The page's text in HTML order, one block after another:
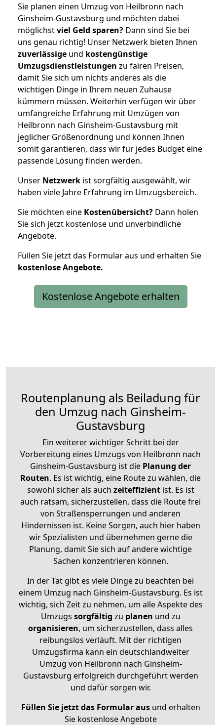
Sie planen einen Umzug von Heilbronn nach
Ginsheim-Gustavsburg und möchten dabei
möglichstviel Geld sparen? Dann sind Sie bei
uns genau richtig! Unser Netzwerk bieten Ihnen
zuverlässige und kostengünstige
Umzugsdienstleistungen zu fairen Preisen,
damit Sie sich um nichts anderes als die
wichtigen Dinge in Ihrem neuen Zuhause
kümmern müssen. Weiterhin verfügen wir über
umfangreiche Erfahrung mit Umzügen von
Heilbronn nach Ginsheim-Gustavsburg mit
jeglicher Größenordnung und können Ihnen
somit garantieren, dass wir für jedes Budget eine
passende Lösung finden werden.
Unser Netzwerk ist sorgfältig ausgewählt, wir
haben viele Jahre Erfahrung im Umzugsbereich.
Sie möchten eine Kostenübersicht? Dann holen
Sie sich jetzt kostenlose und unverbindliche
Angebote.
Füllen Sie jetzt das Formular aus und erhalten Sie
kostenloseAngebote.
Kostenlose Angebote erhalten
Routenplanung als Beiladung für
den Umzug nach Ginsheim-
Gustavsburg
Ein weiterer wichtiger Schritt bei der
Vorbereitung eines Umzugs von Heilbronn nach
Ginsheim-Gustavsburg ist die Planung der
Routen. Es ist wichtig, eine Route zu wählen, die
sowohl sicher als auch zeiteffizientist. Es ist
auch ratsam, sicherzustellen, dass die Route frei
von Straßensperrungen und anderen
Hindernissen ist. Keine Sorgen, auch hier haben
wir Spezialisten und übernehmen gerne die
Planung, damit Sie sich auf andere wichtige
Sachen konzentrieren können.
In der Tat gibt es viele Dinge zu beachten bei
einem Umzug nach Ginsheim-Gustavsburg. Es ist
wichtig, sich Zeit zu nehmen, um alle Aspekte des
Umzugs sorgfältig zu planen und zu
organisieren, um sicherzustellen, dass alles
reibungslos verläuft. Mit der richtigen
Umzugsfirma kann ein deutschlandweiter
Umzug von Heilbronn nach Ginsheim-
Gustavsburg erfolgreich durchgeführt werden
und dafür sorgen wir.
Füllen Sie jetzt das Formular ausund erhalten
Sie kostenlose Angebote